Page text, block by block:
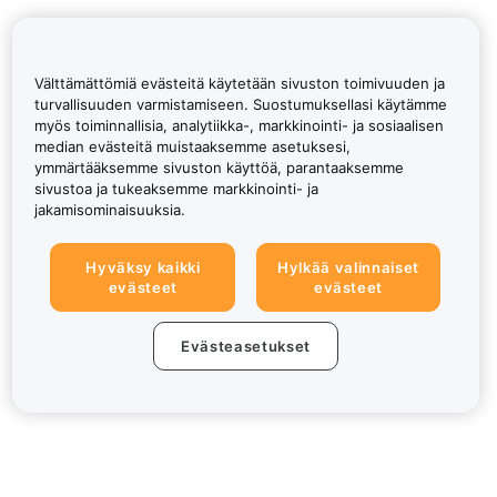
Välttämättömiä evästeitä käytetään sivuston toimivuuden ja
turvallisuuden varmistamiseen. Suostumuksellasi käytämme
myös toiminnallisia, analytiikka-, markkinointi- ja sosiaalisen
median evästeitä muistaaksemme asetuksesi,
ymmärtääksemme sivuston käyttöä, parantaaksemme
sivustoa ja tukeaksemme markkinointi- ja
jakamisominaisuuksia.
Hyväksy kaikki
evästeet
Hylkää valinnaiset
evästeet
Evästeasetukset